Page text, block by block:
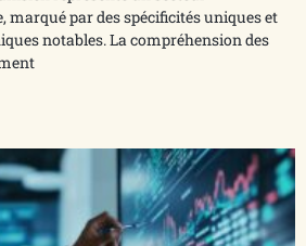
marqué par des spécificités uniques et
notables. La compréhension des